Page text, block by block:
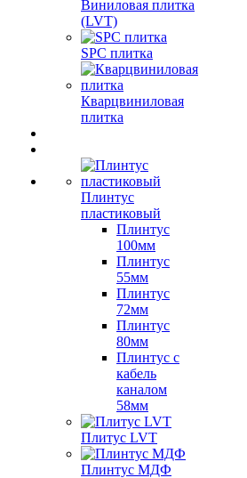
Виниловая плитка
(LVT)
SPC плитка
Кварцвиниловая
плитка
Плинтус
пластиковый
Плинтус
100мм
Плинтус
55мм
Плинтус
72мм
Плинтус
80мм
Плинтус с
кабель
каналом
58мм
Плитус LVT
Плинтус МДФ